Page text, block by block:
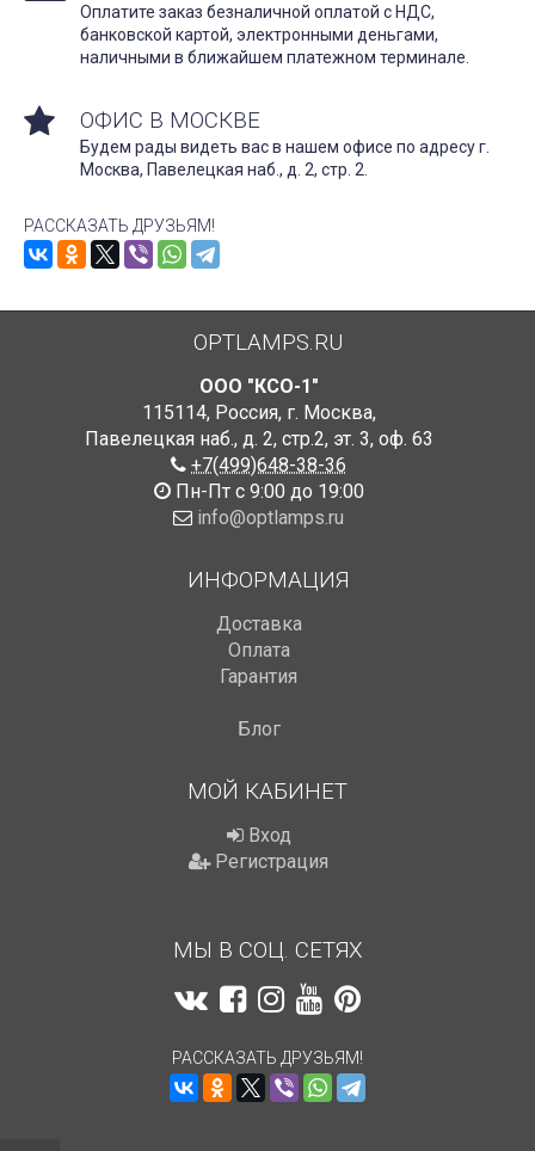
Оплатите заказ безналичной оплатой с НДС,
банковской картой, электронными деньгами,
наличными в ближайшем платежном терминале.
ОФИС В МОСКВЕ
Будем рады видеть вас в нашем офисе по адресу г.
Москва, Павелецкая наб., д. 2, стр. 2.
РАССКАЗАТЬ ДРУЗЬЯМ!
OPTLAMPS.RU
ООО "КСО-1"
115114, Россия, г. Москва,
Павелецкая наб., д. 2, стр.2, эт. 3, оф. 63
+7(499)648-38-36
Пн-Пт с 9:00 до 19:00
info@optlamps.ru
ИНФОРМАЦИЯ
Доставка
Оплата
Гарантия
Блог
МОЙ КАБИНЕТ
Вход
Регистрация
МЫ В СОЦ. СЕТЯХ
РАССКАЗАТЬ ДРУЗЬЯМ!